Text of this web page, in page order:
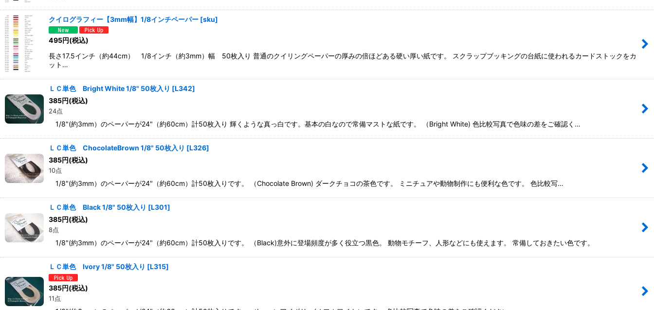
クイログラフィー【3mm幅】1/8インチペーパー [sku]
495円(税込)
長さ17.5インチ（約44cm） 1/8インチ（約3mm）幅 50枚入り 普通のクイリングペーパーの厚みの倍ほどある硬い厚い紙です。 スクラップブッキングの台紙に使われるカードストックをカ
ット…
ＬＣ単色 Bright White 1/8" 50枚入り [L342]
385円(税込)
24点
1/8"(約3mm）のペーパーが24"（約60cm）計50枚入り 輝くような真っ白です。基本の白なので常備マストな紙です。 （Bright White) 色比較写真で色味の差をご確認く…
ＬＣ単色 ChocolateBrown 1/8" 50枚入り [L326]
385円(税込)
10点
1/8"(約3mm）のペーパーが24"（約60cm）計50枚入りです。 （Chocolate Brown) ダークチョコの茶色です。 ミニチュアや動物制作にも便利な色です。 色比較写…
ＬＣ単色 Black 1/8" 50枚入り [L301]
385円(税込)
8点
1/8"(約3mm）のペーパーが24"（約60cm）計50枚入りです。 （Black)意外に登場頻度が多く役立つ黒色。 動物モチーフ、人形などにも使えます。 常備しておきたい色です。
ＬＣ単色 Ivory 1/8" 50枚入り [L315]
385円(税込)
11点